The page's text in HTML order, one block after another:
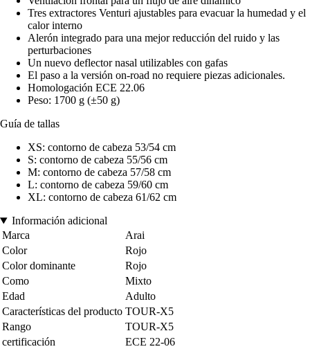
Tres extractores Venturi ajustables para evacuar la humedad y el
calor interno
Alerón integrado para una mejor reducción del ruido y las
perturbaciones
Un nuevo deflector nasal utilizables con gafas
El paso a la versión on-road no requiere piezas adicionales.
Homologación ECE 22.06
Peso: 1700 g (±50 g)
Guía de tallas
XS: contorno de cabeza 53/54 cm
S: contorno de cabeza 55/56 cm
M: contorno de cabeza 57/58 cm
L: contorno de cabeza 59/60 cm
XL: contorno de cabeza 61/62 cm
Información adicional
Marca
Arai
Color
Rojo
Color dominante
Rojo
Como
Mixto
Edad
Adulto
Características del producto TOUR-X5
Rango
TOUR-X5
certificación
ECE 22-06